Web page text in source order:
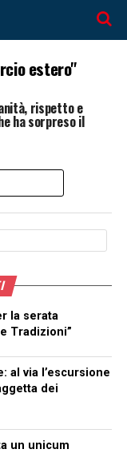
estero"
rispetto e
ha sorpreso il
la serata
Tradizioni”
al via l’escursione
dei
un unicum